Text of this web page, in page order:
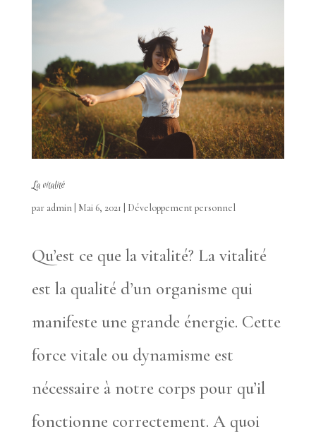
La vitalité
par admin| Mai 6, 2021 Développement personnel
Qu’est ce que la vitalité? La vitalité
est la qualité d’un organisme qui
manifeste une grande énergie. Cette
force vitale ou dynamisme est
nécessaire à notre corps pour qu’il
fonctionne correctement. A quoi